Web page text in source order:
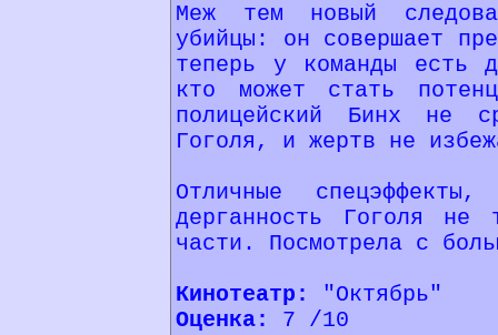
Меж тем новый
убийцы: он совершает
теперь у команды есть
кто может стать
полицейский Бинх не
Гоголя, и жертв не
Отличные
дерганность Гоголя
части. Посмотрела с
Кинотеатр:
"Октябрь"
Оценка:
7 /10